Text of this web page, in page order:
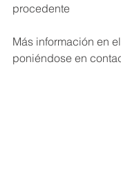
procedente
Más información en
poniéndose en